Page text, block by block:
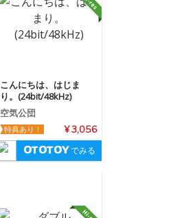
こんにちは、はじま
り。(24bit/48kHz)
空気公団
¥ 3,056
特典あり！
でみる